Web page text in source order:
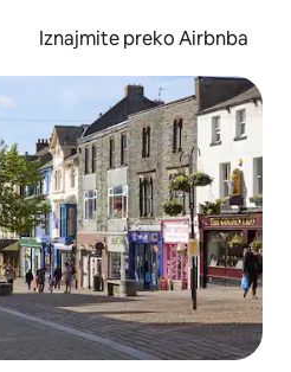
Iznajmite preko Airbnba